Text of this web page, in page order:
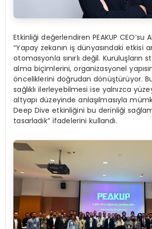
Etkinliği değerlendiren PEAKUP CEO’su
“Yapay zekanın iş dünyasındaki etkisi
otomasyonla sınırlı değil. Kuruluşların
alma biçimlerini, organizasyonel
önceliklerini doğrudan dönüştürüyor.
sağlıklı ilerleyebilmesi ise yalnızca
altyapı düzeyinde anlaşılmasıyla
Deep Dive etkinliğini bu derinliği
tasarladık” ifadelerini kullandı.